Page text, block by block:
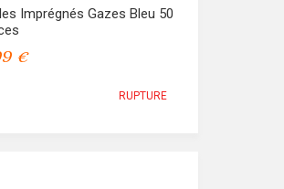
Imprégnés Gazes Bleu 50
€
RUPTURE